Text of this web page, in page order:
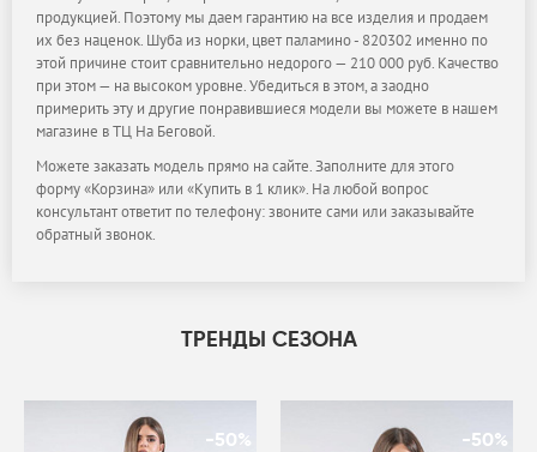
продукцией. Поэтому мы даем гарантию на все изделия и продаем
их без наценок. Шуба из норки, цвет паламино - 820302 именно по
этой причине стоит сравнительно недорого — 210 000 руб. Качество
при этом — на высоком уровне. Убедиться в этом, а заодно
примерить эту и другие понравившиеся модели вы можете в нашем
магазине в ТЦ На Беговой.
Можете заказать модель прямо на сайте. Заполните для этого
форму «Корзина» или «Купить в 1 клик». На любой вопрос
консультант ответит по телефону: звоните сами или заказывайте
обратный звонок.
ТРЕНДЫ СЕЗОНА
-50% -50%